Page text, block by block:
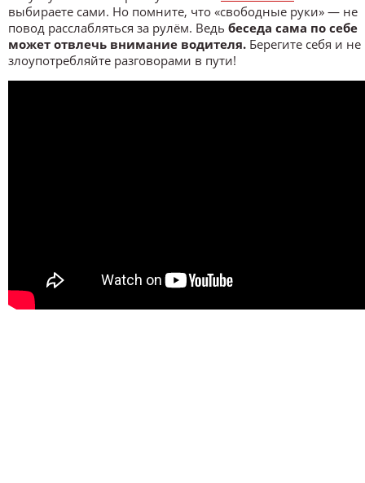
выбираете сами. Но помните, что «свободные руки» — не
повод расслабляться за рулём. Ведь беседа сама по себе
может отвлечь внимание водителя. Берегите себя и не
злоупотребляйте разговорами в пути!